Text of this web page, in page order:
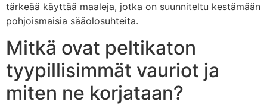
tärkeää käyttää maaleja, jotka on suunniteltu kestämään
pohjoismaisia sääolosuhteita.
Mitkä ovat peltikaton
tyypillisimmät vauriot ja
miten ne korjataan?